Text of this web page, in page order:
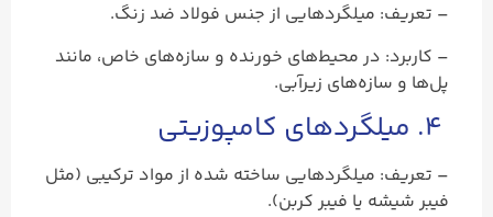
– تعریف: میلگردهایی از جنس فولاد ضد زنگ.
– کاربرد: در محیط‌های خورنده و سازه‌های خاص، مانند
پل‌ها و سازه‌های زیرآبی.
– تعریف: میلگردهایی ساخته شده از مواد ترکیبی (مثل
فیبر شیشه یا فیبر کربن).